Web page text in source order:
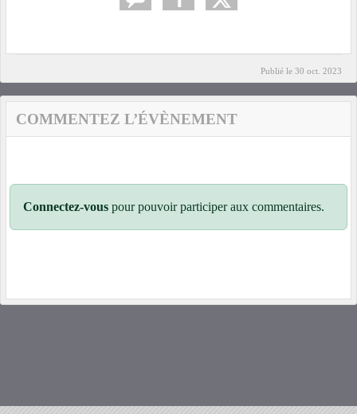
Publié le 30 oct. 2023
COMMENTEZ L’ÉVÈNEMENT
Connectez-vous pour pouvoir participer aux commentaires.